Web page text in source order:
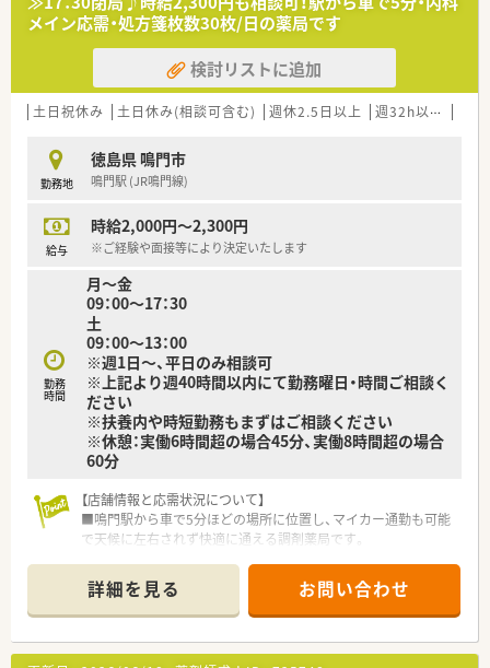
■各店舗ごとにメーカーによる新薬勉強会など実施していま
す。
■徳島県を中心にグループ企業を含め13店舗展開されている地
元企業です。
ますので各店舗に任せています。
■地域体制加算は13店舗中4店舗でとれている状況です。
■祝日がある週については代わりの出勤等はございません。
■昇給率は人事考課次第ではありますが、平均5,000円～15,000
円/月と高め。
境づくりを行ってらっしゃいます。
■設備投資は全国大手に負けないレベルで行っており、
ほぼ全店に監査レンジを導入され、分包機はユニバーサルカセ
ット付きを導入。
小児科門前ではロボットアーム式の散剤調剤ロボットを導入
されている店舗もございます。
■年に1店舗のペースで新規出店も行われています。
■薬剤師会の会費は会社負担となります。
■週休3日制や時短正社員での採用形態もあり。ご希望の働き方
をまずはご相談くだ
メイン応需・処方箋枚数30枚/日の薬局です
検討リストに追加
土日祝休み 土日休み(相談可含む) 週休2.5日以上 週32h以上
勤務地
徳島県 鳴門市
鳴門駅 (JR鳴門線)
給与
時給2,000円～2,300円
※ご経験や面接等により決定いたします
勤務
時間
月～金
09：00～17：30
土
09：00～13：00
※週1日～、平日のみ相談可
※上記より週40時間以内にて勤務曜日・時間ご相談く
ださい
※扶養内や時短勤務もまずはご相談ください
※休憩：実働6時間超の場合45分、実働8時間超の場合
60分
【店舗情報と応需状況について】
■鳴門駅から車で5分ほどの場所に位置し、マイカー通勤も可能
で天候に左右されず快適に通える調剤薬局です。
科目の処方箋を1日約30枚応需しています。
■広域処方も積極的に受け付けているため、様々な症例に触れる
ことができ、日々新しい知識を吸収できます。
【法人特徴について】
詳細を見る お問い合わせ